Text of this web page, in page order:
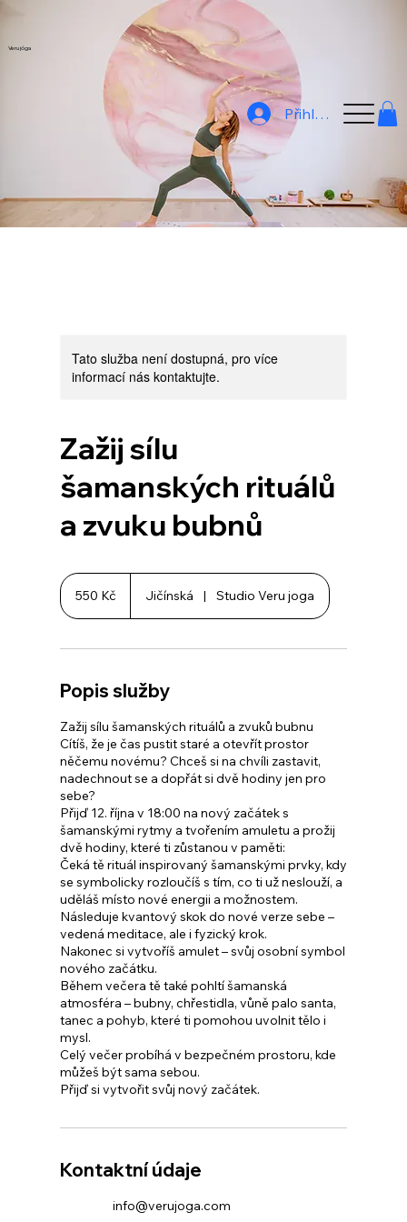
Veru jóga
Přihlásit
Tato služba není dostupná, pro více
informací nás kontaktujte.
Zažij sílu
šamanských rituálů
a zvuku bubnů
550
českých
korun550 Kč Jičínská | Studio Veru joga
Popis služby
Zažij sílu šamanských rituálů a zvuků bubnu
Cítíš, že je čas pustit staré a otevřít prostor
něčemu novému? Chceš si na chvíli zastavit,
nadechnout se a dopřát si dvě hodiny jen pro
sebe?
Přijď 12. října v 18:00 na nový začátek s
šamanskými rytmy a tvořením amuletu a prožij
dvě hodiny, které ti zůstanou v paměti:
Čeká tě rituál inspirovaný šamanskými prvky, kdy
se symbolicky rozloučíš s tím, co ti už neslouží, a
uděláš místo nové energii a možnostem.
Následuje kvantový skok do nové verze sebe –
vedená meditace, ale i fyzický krok.
Nakonec si vytvoříš amulet – svůj osobní symbol
nového začátku.
Během večera tě také pohltí šamanská
atmosféra – bubny, chřestidla, vůně palo santa,
tanec a pohyb, které ti pomohou uvolnit tělo i
mysl.
Celý večer probíhá v bezpečném prostoru, kde
můžeš být sama sebou.
Přijď si vytvořit svůj nový začátek.
Kontaktní údaje
info@verujoga.com